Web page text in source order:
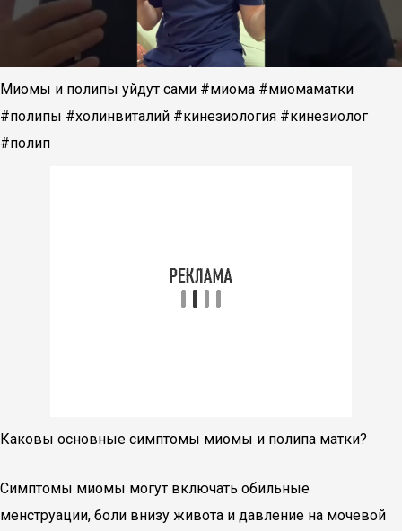
Миомы и полипы уйдут сами #миома #миомаматки
#полипы #холинвиталий #кинезиология #кинезиолог
#полип
Каковы основные симптомы миомы и полипа матки?
Симптомы миомы могут включать обильные
менструации, боли внизу живота и давление на мочевой